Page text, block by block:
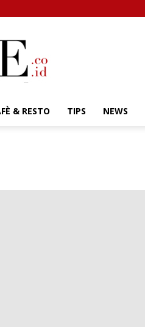
& RESTO TIPS NEWS